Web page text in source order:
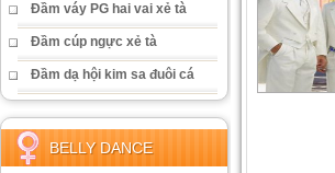
Đầm váy PG hai vai xẻ tà
Đầm cúp ngực xẻ tà
Đầm dạ hội kim sa đuôi cá
BELLY DANCE